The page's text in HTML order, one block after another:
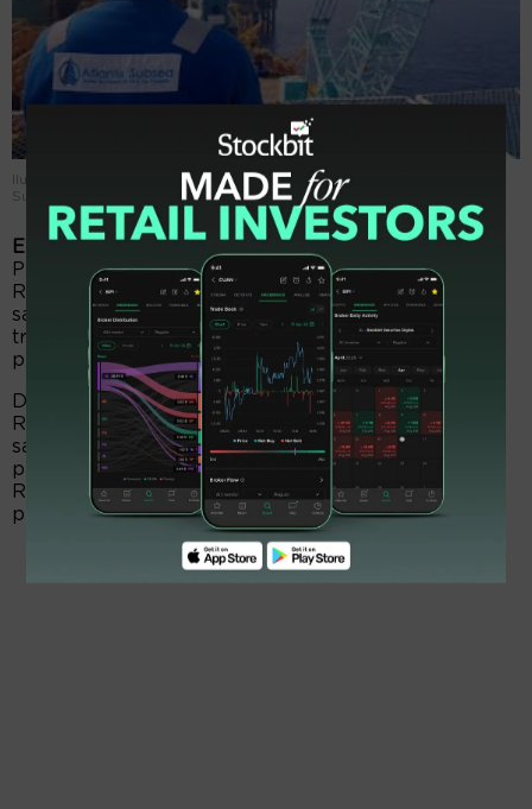
Ilustrasi PT Atlantis Subsea Indonesia Tbk. (ATLA). Dok. Atlantis
Subsea.
EmitenNews.com -
Komisaris utama dan pengendali
PT Atlantis Subsea Indonesia Tbk. (ATLA), Rudi
Reksa Sutantra mengurangi porsi kepemilikan
sahamnya pada 24 dan 25 September 2025. Setelah
transaksi itu, sang komut kini mengoleksi 50,16
persen saham ATLA.
Dalam keterangan tertulisnya Senin (29/9/2025),
Rudi Reksa Sutantra menyampaikan telah menjual
saham ATLA sebanyak 5.785.600 lembar saham
pada harga Rp67 dan sebanyak 25.820.000, harga
Rp70 per saham namun tidak disebutkan tujuan
penjualannya.